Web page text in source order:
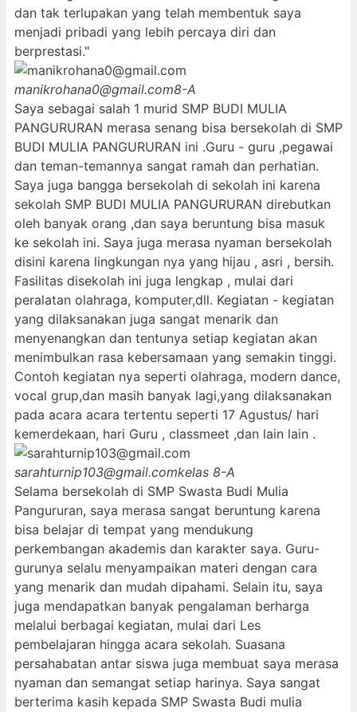
dan tak terlupakan yang telah membentuk saya
menjadi pribadi yang lebih percaya diri dan
berprestasi."
manikrohana0@gmail.com8-A
Saya sebagai salah 1 murid SMP BUDI MULIA
PANGURURAN merasa senang bisa bersekolah di SMP
BUDI MULIA PANGURURAN ini .Guru - guru ,pegawai
dan teman-temannya sangat ramah dan perhatian.
Saya juga bangga bersekolah di sekolah ini karena
sekolah SMP BUDI MULIA PANGURURAN direbutkan
oleh banyak orang ,dan saya beruntung bisa masuk
ke sekolah ini. Saya juga merasa nyaman bersekolah
disini karena lingkungan nya yang hijau , asri , bersih.
Fasilitas disekolah ini juga lengkap , mulai dari
peralatan olahraga, komputer,dll. Kegiatan - kegiatan
yang dilaksanakan juga sangat menarik dan
menyenangkan dan tentunya setiap kegiatan akan
menimbulkan rasa kebersamaan yang semakin tinggi.
Contoh kegiatan nya seperti olahraga, modern dance,
vocal grup,dan masih banyak lagi,yang dilaksanakan
pada acara acara tertentu seperti 17 Agustus/ hari
kemerdekaan, hari Guru , classmeet ,dan lain lain .
sarahturnip103@gmail.comkelas 8-A
Selama bersekolah di SMP Swasta Budi Mulia
Pangururan, saya merasa sangat beruntung karena
bisa belajar di tempat yang mendukung
perkembangan akademis dan karakter saya. Guru-
gurunya selalu menyampaikan materi dengan cara
yang menarik dan mudah dipahami. Selain itu, saya
juga mendapatkan banyak pengalaman berharga
melalui berbagai kegiatan, mulai dari Les
pembelajaran hingga acara sekolah. Suasana
persahabatan antar siswa juga membuat saya merasa
nyaman dan semangat setiap harinya. Saya sangat
berterima kasih kepada SMP Swasta Budi mulia